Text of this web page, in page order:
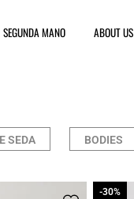
SEGUNDA MANO ABOUT US
SEDA BODIES
-30%
-30%